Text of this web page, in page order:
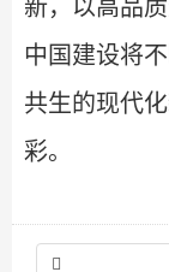
新，以高品
中国建设将
共生的现代
彩。